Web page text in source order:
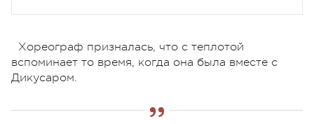
Хореограф призналась, что с теплотой
вспоминает то время, когда она была вместе с
Дикусаром.